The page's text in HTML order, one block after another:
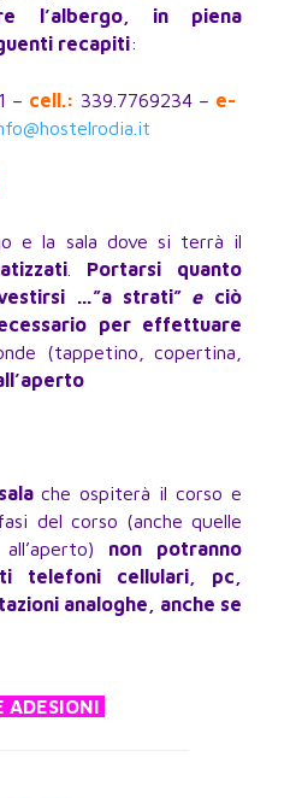
l’albergo, in piena
recapiti:
– cell.: 339.7769234 – e-
e la sala dove si terrà il
Portarsi quanto
…”a strati” e ciò
per effettuare
(tappetino, copertina,
che ospiterà il corso e
del corso (anche quelle
non potranno
telefoni cellulari, pc,
analoghe, anche se
ADESIONI